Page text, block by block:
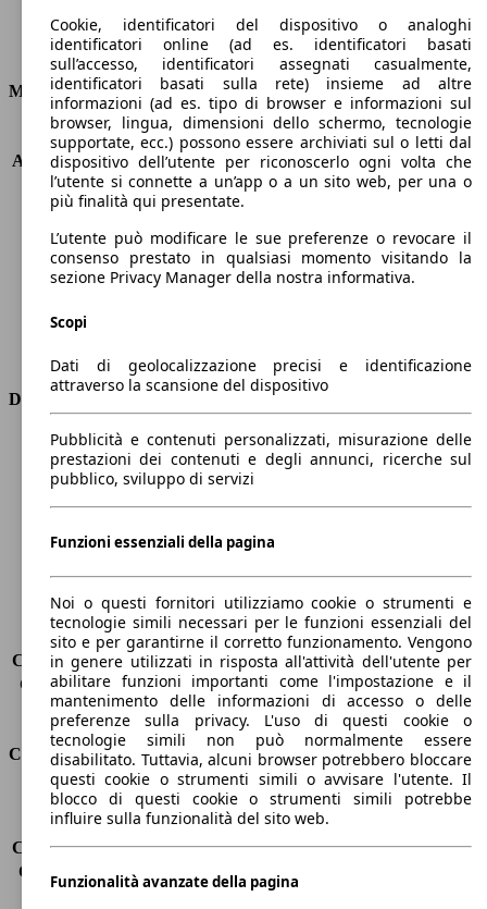
Consumi
Motore e Prestazioni
KW (PS)
110 kW (150 PS)
Accelerazione (0-100 km/h)
8.9s
Velocità massima (km/h)
210 km/h
Numero di marce
6
Coppia
370 nm
Cilindrata
1997 ccm
Carburante
Diesel
Trasmissione
Dimensioni
Lunghezza
4560 mm
Altezza
1510 mm
Larghezza
Peso massimo
-
Sedili
5
Carico sul tetto
-
Capacità di traino (senza freni) -
Capacità di traino (con freni)
1800 kg
Volume del bagagliaio
476 - 1516 l
Consumi
Emissioni di CO2*
115 g/km (komb.)
Consumo (urbano)
5.2 l/100km
Consumo (extra-urbano) 4.0 l/100km
Consumo (combinato)*
4.4 l/100km
Cookie, identificatori del dispositivo o analoghi
identificatori online (ad es. identificatori basati
sull’accesso, identificatori assegnati casualmente,
identificatori basati sulla rete) insieme ad altre
informazioni (ad es. tipo di browser e informazioni sul
browser, lingua, dimensioni dello schermo, tecnologie
supportate, ecc.) possono essere archiviati sul o letti dal
dispositivo dell’utente per riconoscerlo ogni volta che
l’utente si connette a un’app o a un sito web, per una o
più finalità qui presentate.
L’utente può modificare le sue preferenze o revocare il
consenso prestato in qualsiasi momento visitando la
sezione Privacy Manager della nostra informativa.
Scopi
Dati di geolocalizzazione precisi e identificazione
attraverso la scansione del dispositivo
Pubblicità e contenuti personalizzati, misurazione delle
prestazioni dei contenuti e degli annunci, ricerche sul
pubblico, sviluppo di servizi
Funzioni essenziali della pagina
Noi o questi fornitori utilizziamo cookie o strumenti e
tecnologie simili necessari per le funzioni essenziali del
sito e per garantirne il corretto funzionamento. Vengono
in genere utilizzati in risposta all'attività dell'utente per
abilitare funzioni importanti come l'impostazione e il
mantenimento delle informazioni di accesso o delle
preferenze sulla privacy. L'uso di questi cookie o
tecnologie simili non può normalmente essere
disabilitato. Tuttavia, alcuni browser potrebbero bloccare
questi cookie o strumenti simili o avvisare l'utente. Il
blocco di questi cookie o strumenti simili potrebbe
influire sulla funzionalità del sito web.
Funzionalità avanzate della pagina